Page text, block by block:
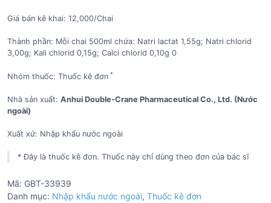
Giá bán kê khai: 12,000/Chai
Thành phần: Mỗi chai 500ml chứa: Natri lactat 1,55g; Natri chlorid
3,00g; Kali chlorid 0,15g; Calci chlorid 0,10g 0
Nhóm thuốc: Thuốc kê đơn *
Nhà sản xuất: Anhui Double-Crane Pharmaceutical Co., Ltd. (Nước
ngoài)
Xuất xứ: Nhập khẩu nước ngoài
* Đây là thuốc kê đơn. Thuốc này chỉ dùng theo đơn của bác sĩ
Mã: GBT-33939
Danh mục: Nhập khẩu nước ngoài, Thuốc kê đơn